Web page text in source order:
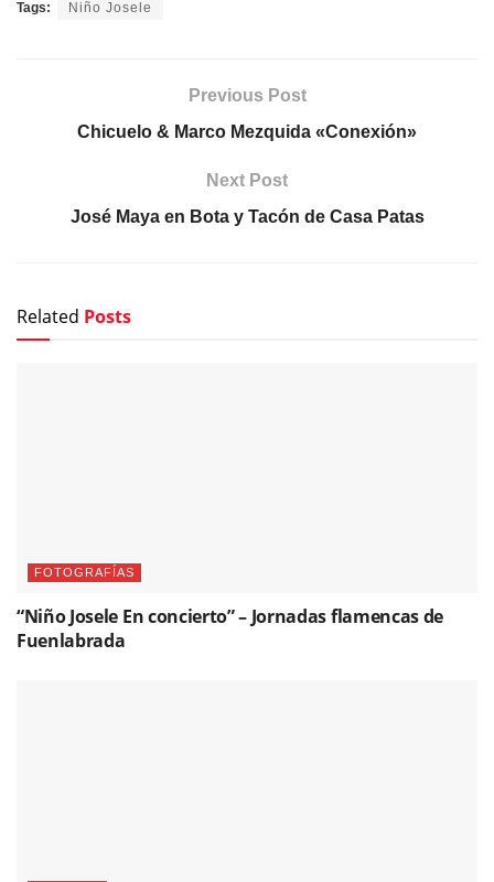
Tags: Niño Josele
Previous Post
Chicuelo & Marco Mezquida «Conexión»
Next Post
José Maya en Bota y Tacón de Casa Patas
Related Posts
FOTOGRAFÍAS
“Niño Josele En concierto” – Jornadas flamencas de
Fuenlabrada